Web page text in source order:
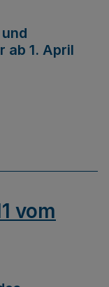
ab 1. April
vom